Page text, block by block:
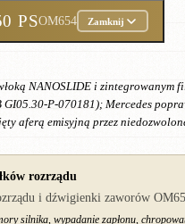
PSOM654 Zamknij
NANOSLIDE i zintegrowanym
GI05.30-P-070181); Mercedes
aferą emisyjną przez
rozrządu
i dźwigienki zaworów
silnika, wypadanie zapłonu,